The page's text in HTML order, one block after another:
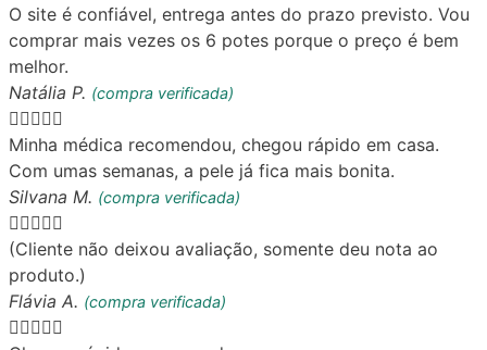
O site é confiável, entrega antes do prazo previsto. Vou
comprar mais vezes os 6 potes porque o preço é bem
melhor.
Natália P. (compra verificada)

Minha médica recomendou, chegou rápido em casa.
Com umas semanas, a pele já fica mais bonita.
Silvana M. (compra verificada)

(Cliente não deixou avaliação, somente deu nota ao
produto.)
Flávia A. (compra verificada)
